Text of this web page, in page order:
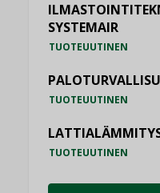
SYSTEMAIR
TUOTEUUTINEN
TUOTEUUTINEN
TUOTEUUTINEN